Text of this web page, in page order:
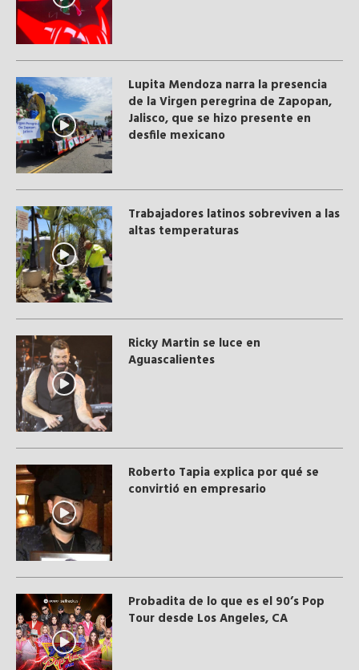
Lupita Mendoza narra la presencia
de la Virgen peregrina de Zapopan,
Jalisco, que se hizo presente en
desfile mexicano
Trabajadores latinos sobreviven a las
altas temperaturas
Ricky Martin se luce en
Aguascalientes
Roberto Tapia explica por qué se
convirtió en empresario
Probadita de lo que es el 90’s Pop
Tour desde Los Angeles, CA